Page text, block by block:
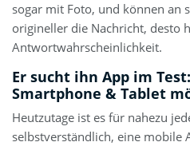
sogar mit Foto, und können an
origineller die Nachricht, desto
Antwortwahrscheinlichkeit.
Er sucht ihn App im
Smartphone & Tablet
Heutzutage ist es für nahezu
selbstverständlich, eine mobile